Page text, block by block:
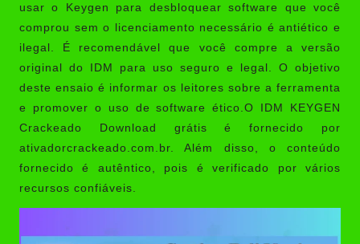
usar o Keygen para desbloquear software que você
comprou sem o licenciamento necessário é antiético e
ilegal. É recomendável que você compre a versão
original do IDM para uso seguro e legal. O objetivo
deste ensaio é informar os leitores sobre a ferramenta
e promover o uso de software ético.O IDM KEYGEN
Crackeado Download grátis é fornecido por
ativadorcrackeado.com.br . Além disso, o conteúdo
fornecido é autêntico, pois é verificado por vários
recursos confiáveis.